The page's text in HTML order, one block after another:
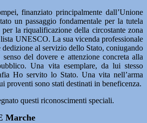
finanziato principalmente dall’Unione
un passaggio fondamentale per la tutela
la riqualificazione della circostante zona
UNESCO. La sua vicenda professionale
dedizione al servizio dello Stato, coniugando
del dovere e attenzione concreta alla
Una vita esemplare, da lui stesso
Ho servito lo Stato. Una vita nell’arma
proventi sono stati destinati in beneficenza.
questi riconoscimenti speciali.
Marche